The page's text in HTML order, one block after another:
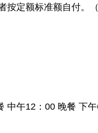
定额标准额自付。
中午12：00 晚餐 下